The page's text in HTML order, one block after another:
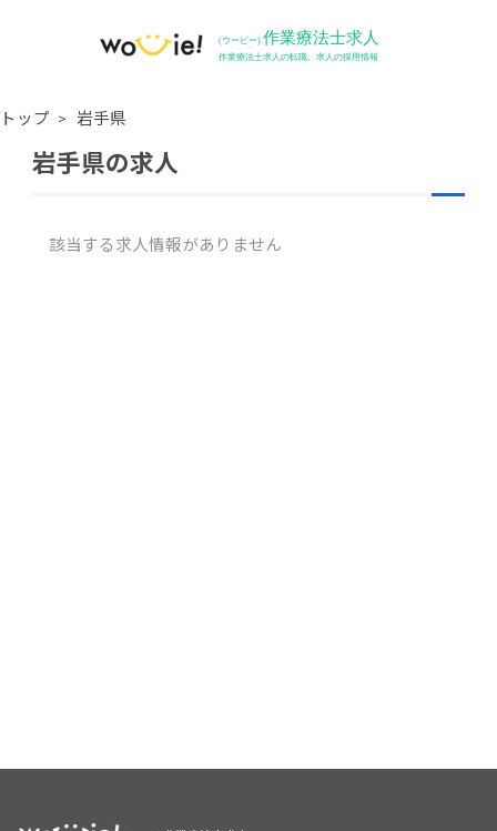
トップ 岩手県
岩手県の求人
該当する求人情報がありません